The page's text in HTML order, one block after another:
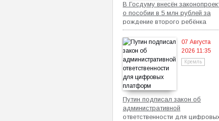
В Госдуму внесён
о пособии в 5 млн рублей за
рождение второго ребёнка
07 Августа
2026 11:35
Кремль
Путин подписал закон об
административной
ответственности для